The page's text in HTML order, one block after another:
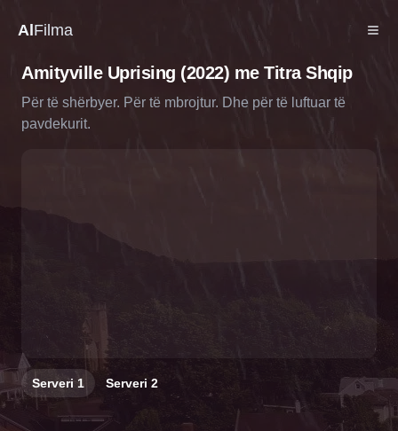
Al Filma
Amityville Uprising (2022) me Titra Shqip
Për të shërbyer. Për të mbrojtur. Dhe për të luftuar të
pavdekurit.
Serveri1 Serveri 2